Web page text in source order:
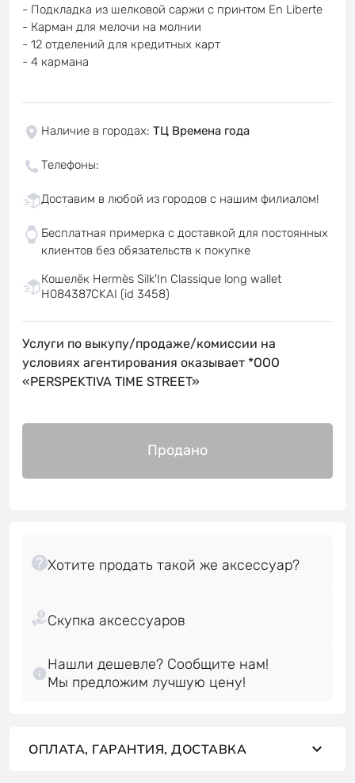
- Подкладка из шелковой саржи с принтом En Liberte
- Карман для мелочи на молнии
- 12 отделений для кредитных карт
- 4 кармана
Наличие в городах: ТЦ Времена года
Телефоны:
Доставим в любой из городов с нашим филиалом!
Бесплатная примерка с доставкой для постоянных
клиентов без обязательств к покупке
Кошелёк Hermès Silk'In Classique long wallet
H084387CKAI (id 3458)
Услуги по выкупу/продаже/комиссии на
условиях агентирования оказывает *OOO
«PERSPEKTIVA TIME STREET»
Продано
Нашли дешевле? Сообщите нам!
Мы предложим лучшую цену!
ОПЛАТА, ГАРАНТИЯ, ДОСТАВКА